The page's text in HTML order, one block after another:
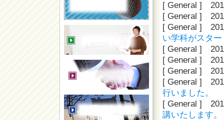
[ General ]
[ General ]
[ General ]
い学科がスタ
[ General ]
[ General ]
[ General ]
[ General ]
行いました。
[ General ]
講いたします。